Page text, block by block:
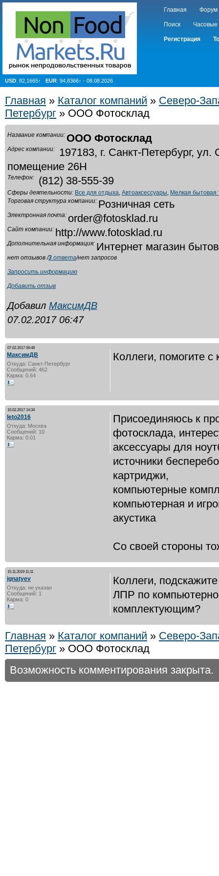
Главная Форум
Поиск Часовые
Регистрация
USD: 82,1665↑ EUR: 94,8366↑ - 08.08.2026
Главная » Каталог компаний » Северо-
Петербург » ООО Фотосклад
Название компании: ООО Фотосклад
Адрес компании:
197183, г. Санкт-Петербург,
помещение 26Н
Телефон: (812) 38-555-39
Сферы деятельности: Все для отдыха, Автоаксессуары, Мелкая бытовая
Торговая структура компании: Розничная сеть
Электронная почта: order@fotosklad.ru
Сайт компании: http://www.fotosklad.ru
Дополнительная информация: Интернет магазин
нет отзывов /3 ответа/нет запросов
Запросить информацию
Добавить отзыв
Добавил МаксимДВ
07.02.2017 06:47
07.02.2017 06:48
МаксимДВ
Откуда: Санкт-Петербург
Сообщений: 462
Карма: 0.64
Коллеги, помогите
10.02.2017 14:34
leto2016
Откуда: Москва
Сообщений: 10
Карма: 0.01
Присоединяюсь к
фотосклада,
аксессуары для
источники
картриджи,
компьютерные
компьютерная и
акустика
Со своей стороны
15.11.2019 11:11
ignatyev
Откуда: не указан
Сообщений: 1
Карма: 0
Коллеги,
ЛПР по
комплектующим?
Главная » Каталог компаний » Северо-
Петербург » ООО Фотосклад
Возможность комментирования закрыта.